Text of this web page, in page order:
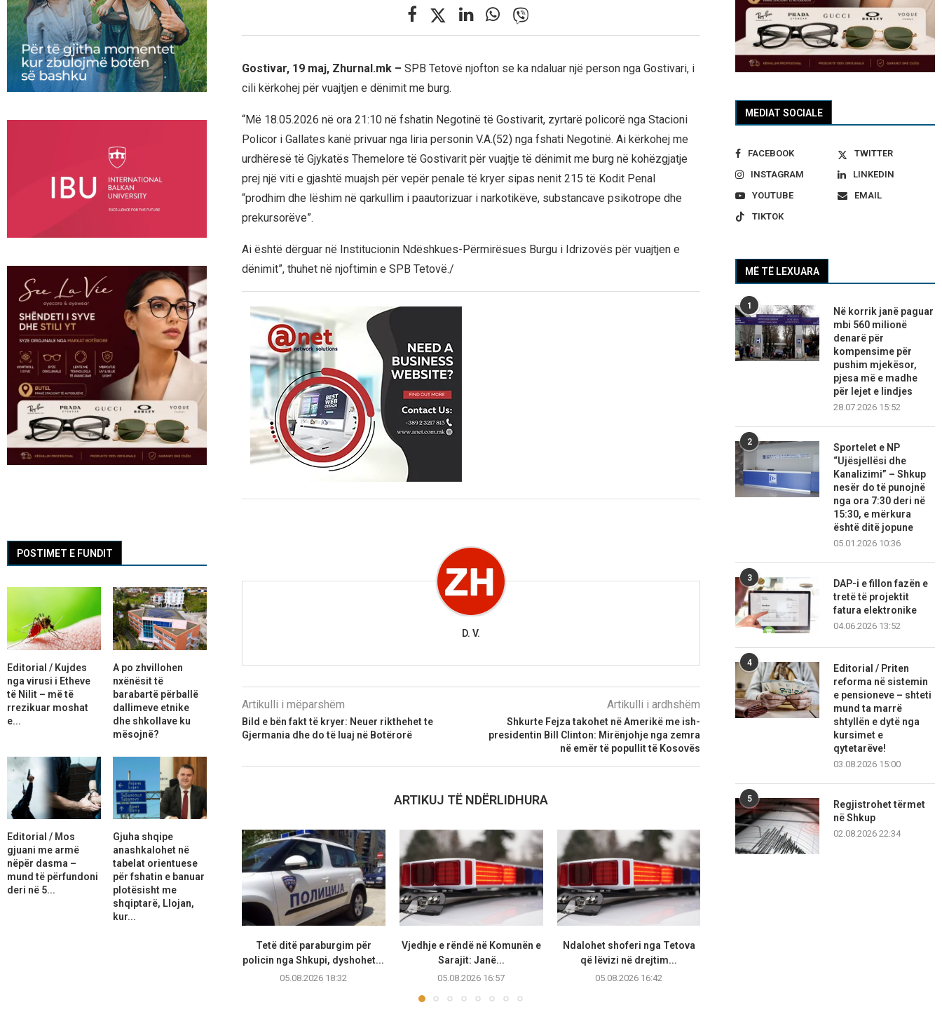
Gostivar, 19 maj, Zhurnal.mk – SPB Tetovë njofton se ka ndaluar një person nga Gostivari, i
cili kërkohej për vuajtjen e dënimit me burg.
“Më 18.05.2026 në ora 21:10 në fshatin Negotinë të Gostivarit, zyrtarë policorë nga Stacioni
Policor i Gallates kanë privuar nga liria personin V.A.(52) nga fshati Negotinë. Ai kërkohej me
urdhëresë të Gjykatës Themelore të Gostivarit për vuajtje të dënimit me burg në kohëzgjatje
prej një viti e gjashtë muajsh për vepër penale të kryer sipas nenit 215 të Kodit Penal
“prodhim dhe lëshim në qarkullim i paautorizuar i narkotikëve, substancave psikotrope dhe
prekursorëve”.
Ai është dërguar në Institucionin Ndëshkues-Përmirësues Burgu i Idrizovës për vuajtjen e
dënimit”, thuhet në njoftimin e SPB Tetovë./
D. V.
Artikulli i mëparshëm
Bild e bën fakt të kryer: Neuer rikthehet te
Gjermania dhe do të luaj në Botërorë
Artikulli i ardhshëm
Shkurte Fejza takohet në Amerikë me ish-
presidentin Bill Clinton: Mirënjohje nga zemra
në emër të popullit të Kosovës
ARTIKUJ TË NDËRLIDHURA
Tetë ditë paraburgim për
policin nga Shkupi, dyshohet...
05.08.2026 18:32
Vjedhje e rëndë në Komunën e
Sarajit: Janë...
05.08.2026 16:57
Ndalohet shoferi nga Tetova
që lëvizi në drejtim...
05.08.2026 16:42
MEDIAT SOCIALE
FACEBOOK
TWITTER
INSTAGRAM
LINKEDIN
YOUTUBE
EMAIL
TIKTOK
MË TË LEXUARA
1
Në korrik janë paguar
mbi 560 milionë
denarë për
kompensime për
pushim mjekësor,
pjesa më e madhe
për lejet e lindjes
28.07.2026 15:52
2
Sportelet e NP
“Ujësjellësi dhe
Kanalizimi” – Shkup
nesër do të punojnë
nga ora 7:30 deri në
15:30, e mërkura
është ditë jopune
05.01.2026 10:36
3
DAP-i e fillon fazën e
tretë të projektit
fatura elektronike
04.06.2026 13:52
4
Editorial / Priten
reforma në sistemin
e pensioneve – shteti
mund ta marrë
shtyllën e dytë nga
kursimet e
qytetarëve!
03.08.2026 15:00
5
Regjistrohet tërmet
në Shkup
02.08.2026 22:34
POSTIMET E FUNDIT
Editorial / Kujdes
nga virusi i Etheve
të Nilit – më të
rrezikuar moshat
e...
A po zhvillohen
nxënësit të
barabartë përballë
dallimeve etnike
dhe shkollave ku
mësojnë?
Editorial / Mos
gjuani me armë
nëpër dasma –
mund të përfundoni
deri në 5...
Gjuha shqipe
anashkalohet në
tabelat orientuese
për fshatin e banuar
plotësisht me
shqiptarë, Llojan,
kur...